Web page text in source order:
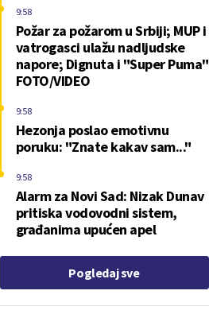
Požar za požarom u Srbiji; MUP i
vatrogasci ulažu nadljudske
napore; Dignuta i "Super Puma"
FOTO/VIDEO
9:58
Hezonja poslao emotivnu
poruku: "Znate kakav sam..."
9:58
Alarm za Novi Sad: Nizak Dunav
pritiska vodovodni sistem,
građanima upućen apel
9:58
Pogledaj sve